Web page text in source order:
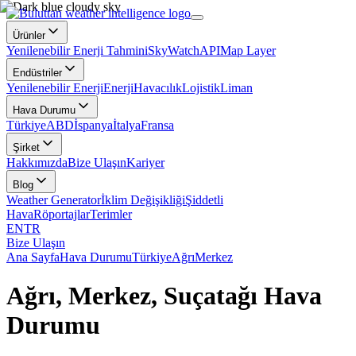
Ürünler
Yenilenebilir Enerji TahminiSkyWatchAPIMap Layer
Endüstriler
Yenilenebilir EnerjiEnerjiHavacılıkLojistikLiman
Hava Durumu
TürkiyeABDİspanyaİtalyaFransa
Şirket
HakkımızdaBize UlaşınKariyer
Blog
Weather Generatorİklim DeğişikliğiŞiddetli
HavaRöportajlarTerimler
ENTR
Bize Ulaşın
Ana SayfaHava DurumuTürkiyeAğrıMerkez
Ağrı, Merkez, Suçatağı Hava
Durumu